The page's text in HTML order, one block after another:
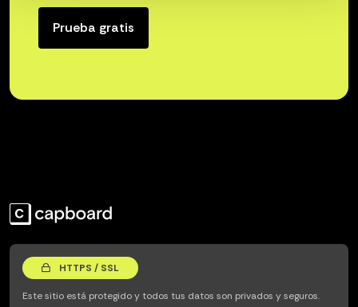
Prueba gratis
HTTPS / SSL
Este sitio está protegido y todos tus datos son privados y seguros.